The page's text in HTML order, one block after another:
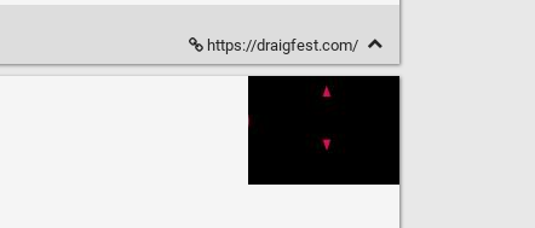
https://draigfest.com/